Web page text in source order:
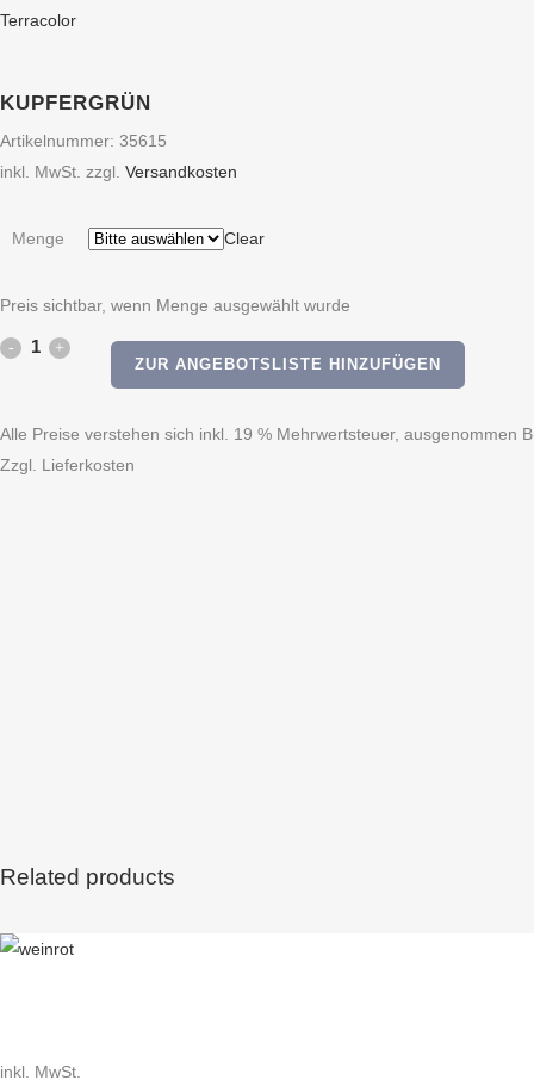
Terracolor
KUPFERGRÜN
Artikelnummer: 35615
inkl. MwSt. zzgl. Versandkosten
Menge Clear
Preis sichtbar, wenn Menge ausgewählt wurde
kupfergrün
ZUR ANGEBOTSLISTE HINZUFÜGEN
Alle Preise verstehen sich inkl. 19 % Mehrwertsteuer, ausgenommen
Zzgl. Lieferkosten
Related products
mehrere
inkl. MwSt.